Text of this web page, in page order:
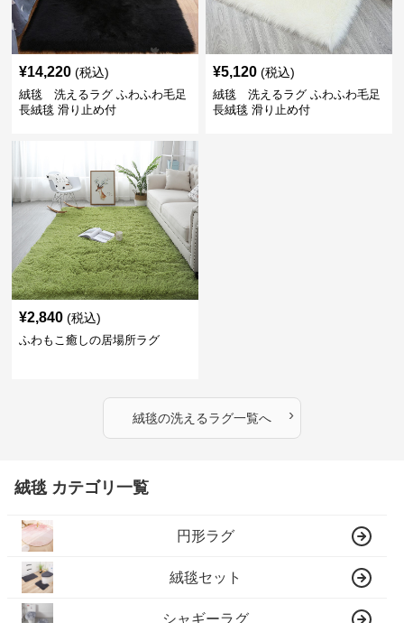
¥14,220 (税込)
絨毯 洗えるラグ ふわふわ毛足
長絨毯 滑り止め付
¥5,120 (税込)
絨毯 洗えるラグ ふわふわ毛足
長絨毯 滑り止め付
¥2,840 (税込)
ふわもこ癒しの居場所ラグ
絨毯の洗えるラグ一覧へ ›
絨毯 カテゴリ一覧
円形ラグ
絨毯セット
シャギーラグ